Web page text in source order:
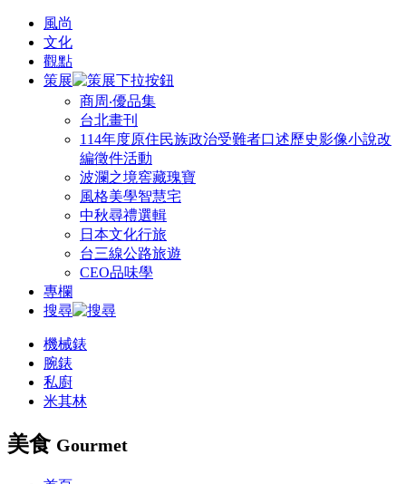
風尚
文化
觀點
策展
商周‧優品集
台北畫刊
114年度原住民族政治受難者口述歷史影像小說改
編徵件活動
波瀾之境窖藏瑰寶
風格美學智慧宅
中秋尋禮選輯
日本文化行旅
台三線公路旅遊
CEO品味學
專欄
搜尋
機械錶
腕錶
私廚
米其林
美食 Gourmet